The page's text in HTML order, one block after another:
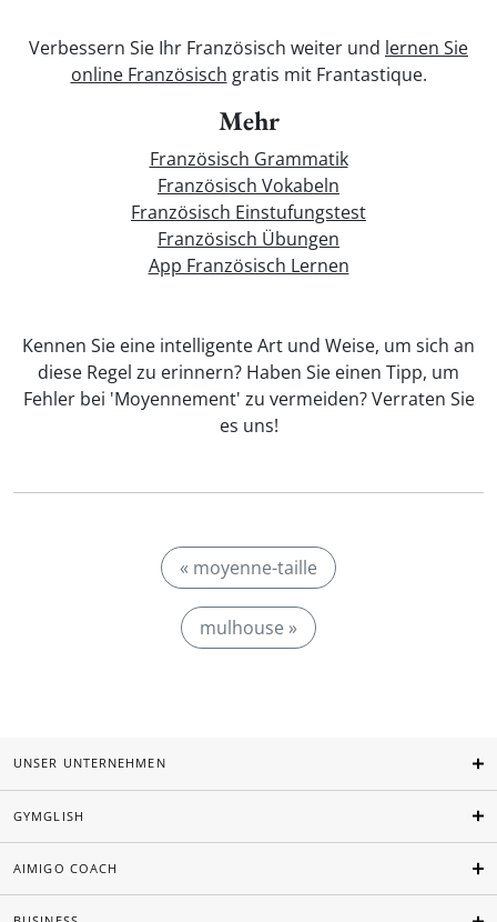
Verbessern Sie Ihr Französisch weiter und lernen Sie
online Französisch gratis mit Frantastique.
Mehr
Französisch Grammatik
Französisch Vokabeln
Französisch Einstufungstest
Französisch Übungen
App Französisch Lernen
Kennen Sie eine intelligente Art und Weise, um sich an
diese Regel zu erinnern? Haben Sie einen Tipp, um
Fehler bei 'Moyennement' zu vermeiden? Verraten Sie
es uns!
« moyenne-taille
mulhouse »
UNSER UNTERNEHMEN
GYMGLISH
AIMIGO COACH